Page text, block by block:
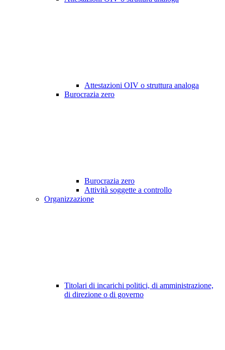
Attestazioni OIV o struttura analoga
Burocrazia zero
Burocrazia zero
Attività soggette a controllo
Organizzazione
Titolari di incarichi politici, di amministrazione,
di direzione o di governo